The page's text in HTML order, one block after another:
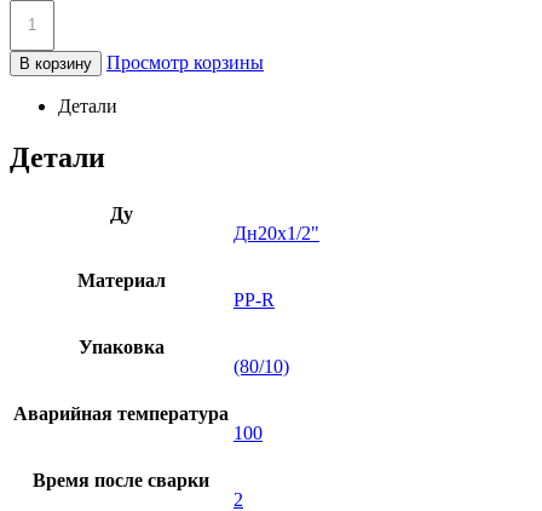
В корзину Просмотр корзины
Детали
Детали
Ду
Дн20х1/2"
Материал
PP-R
Упаковка
(80/10)
Аварийная температура
100
Время после сварки
2